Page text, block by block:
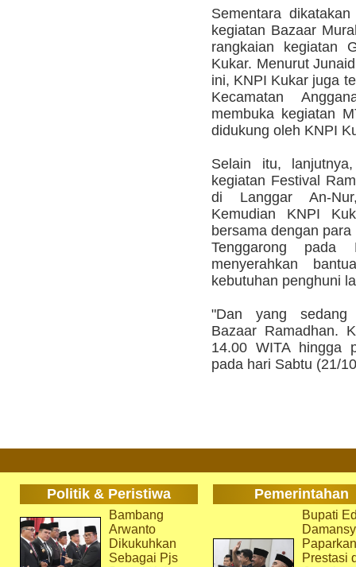
Sementara
kegiatan Bazaar
rangkaian kegiatan
Kukar. Menurut
ini, KNPI Kukar juga
Kecamatan
membuka kegiatan
didukung oleh KNPI
Selain itu,
kegiatan Festival
di Langgar An-
Kemudian KNPI
bersama dengan
Tenggarong
menyerahkan
kebutuhan penghuni
"Dan yang sedang
Bazaar Ramadhan.
14.00 WITA hingga
pada hari Sabtu (21/
Politik & Peristiwa Pemerintahan
Bambang
Arwanto
Dikukuhkan
Sebagai Pjs
Bupati
Paparkan
Prestasi